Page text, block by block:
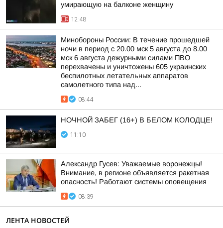
умирающую на балконе женщину
12:48
Минобороны России: В течение прошедшей
ночи в период с 20.00 мск 5 августа до 8.00
мск 6 августа дежурными силами ПВО
перехвачены и уничтожены 605 украинских
беспилотных летательных аппаратов
самолетного типа над...
08:44
НОЧНОЙ ЗАБЕГ (16+) В БЕЛОМ КОЛОДЦЕ!
11:10
Александр Гусев: Уважаемые воронежцы!
Внимание, в регионе объявляется ракетная
опасность! Работают системы оповещения
08:39
ЛЕНТА НОВОСТЕЙ